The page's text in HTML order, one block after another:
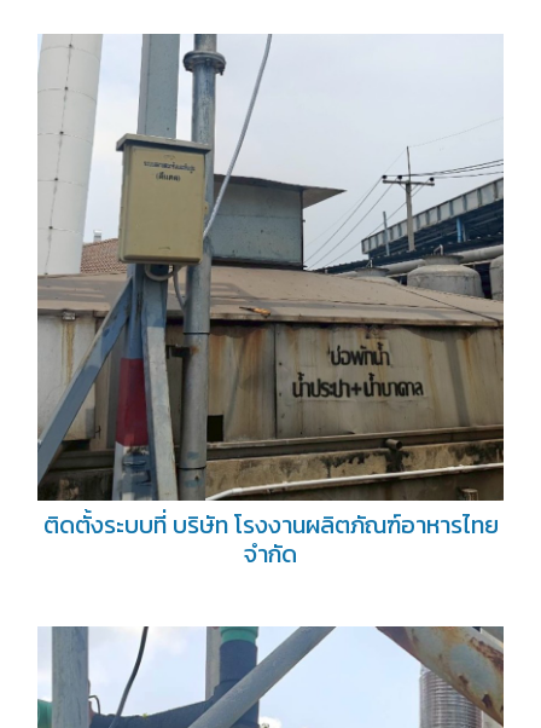
ติดตั้งระบบที่ บริษัท โรงงานผลิตภัณฑ์อาหารไทย
จำกัด